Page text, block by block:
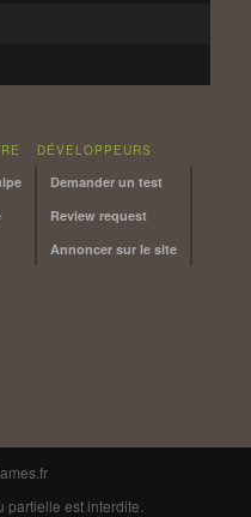
DÉVELOPPEURS
Demander un test
Review request
Annoncer sur le site
partielle est interdite.